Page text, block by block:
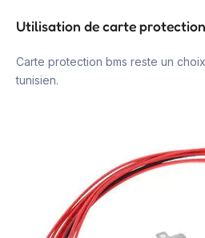
Utilisation de carte
Carte protection bms reste un
tunisien.